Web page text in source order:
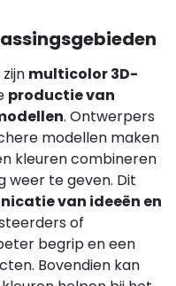
multicolor 3D-
productie van
. Ontwerpers
modellen maken
kleuren combineren
weer te geven. Dit
van ideeën en
of
begrip en een
Bovendien kan